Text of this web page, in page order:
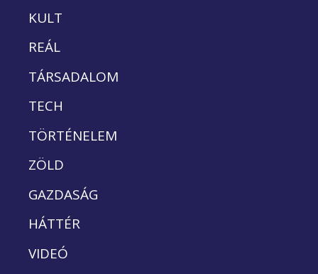
KULT
REÁL
TÁRSADALOM
TECH
TÖRTÉNELEM
ZÖLD
GAZDASÁG
HÁTTÉR
VIDEÓ